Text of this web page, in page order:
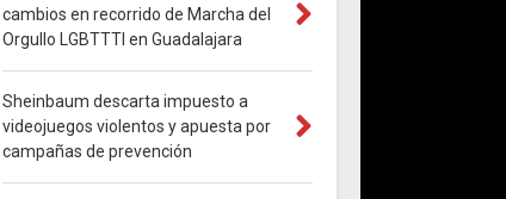
cambios en recorrido de Marcha del
Orgullo LGBTTTI en Guadalajara
Sheinbaum descarta impuesto a
videojuegos violentos y apuesta por
campañas de prevención